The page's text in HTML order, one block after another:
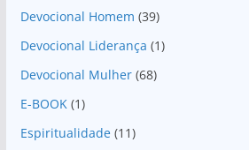
Devocional Homem (39)
Devocional Liderança (1)
Devocional Mulher(68)
E-BOOK (1)
Espiritualidade(11)